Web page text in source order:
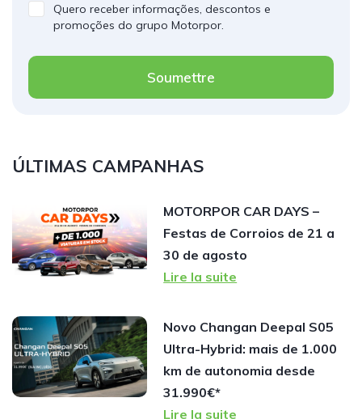
Quero receber informações, descontos e
promoções do grupo Motorpor.
Soumettre
ÚLTIMAS CAMPANHAS
MOTORPOR CAR DAYS –
Festas de Corroios de 21 a
30 de agosto
Lire la suite
Novo Changan Deepal S05
Ultra-Hybrid: mais de 1.000
km de autonomia desde
31.990€*
Lire la suite